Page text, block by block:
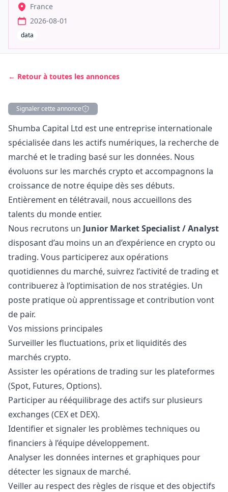
France
2026-08-01
data
← Retour à toutes les annonces
Signaler cette annonce
Description
Shumba Capital Ltd est une entreprise internationale
spécialisée dans les actifs numériques, la recherche de
marché et le trading basé sur les données. Nous
évoluons sur les marchés crypto et accompagnons la
croissance de notre équipe dès ses débuts.
Entièrement en télétravail, nous accueillons des
talents du monde entier.
Nous recrutons un Junior Market Specialist / Analyst
disposant d’au moins un an d’expérience en crypto ou
trading. Vous participerez aux opérations
quotidiennes du marché, suivrez l’activité de trading et
contribuerez à l’optimisation de nos stratégies. Un
poste pratique où apprentissage et contribution vont
de pair.
Vos missions principales
Surveiller les fluctuations, prix et liquidités des
marchés crypto.
Assister les opérations de trading sur les plateformes
(Spot, Futures, Options).
Participer au rééquilibrage des actifs sur plusieurs
exchanges (CEX et DEX).
Identifier et signaler les problèmes techniques ou
financiers à l’équipe développement.
Analyser les données internes et graphiques pour
détecter les signaux de marché.
Veiller au respect des règles de risque et des objectifs